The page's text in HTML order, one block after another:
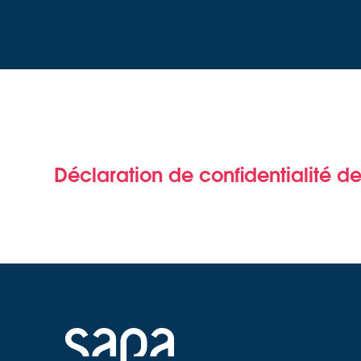
Déclaration de confidentialité